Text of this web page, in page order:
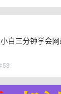
小白三分钟学会